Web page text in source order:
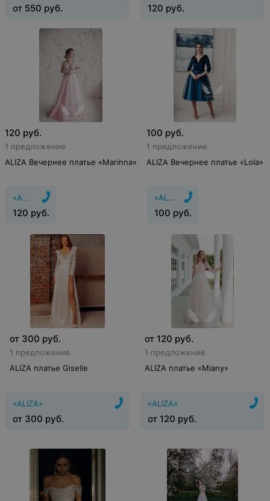
от 550 руб. 120 руб.
120 руб.
1 предложение
ALIZA Вечернее платье «Marinna»
«ALIZA»
120 руб.
100 руб.
1 предложение
ALIZA Вечернее платье «Lola»
«ALIZA»
100 руб.
от 300 руб.
1 предложение
ALIZA платье Giselle
«ALIZA»
от 300 руб.
от 120 руб.
1 предложение
ALIZA платье «Miany»
«ALIZA»
от 120 руб.